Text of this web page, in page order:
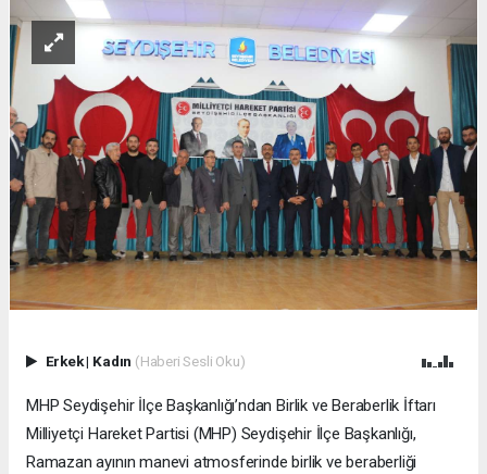
Erkek| Kadın (Haberi Sesli Oku)
MHP Seydişehir İlçe Başkanlığı’ndan Birlik ve Beraberlik İftarı
Milliyetçi Hareket Partisi (MHP) Seydişehir İlçe Başkanlığı,
Ramazan ayının manevi atmosferinde birlik ve beraberliği